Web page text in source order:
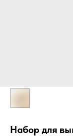
Набор для